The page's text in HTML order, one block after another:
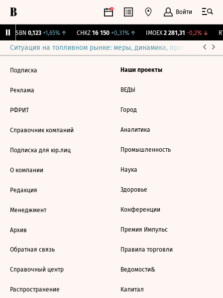
Войти
USBN 0,123 +1,65%↑ CHKZ 16 150 +0,31%↑ IMOEX 2 281,31 -0,2%↓
Ситуация на топливном рынке: меры, динамика, прогнозы
Подписка
Реклама
РФРИТ
Справочник компаний
Подписка для юр.лиц
О компании
Редакция
Менеджмент
Архив
Обратная связь
Справочный центр
Распространение
Наши проекты
ВЕДЫ
Город
Аналитика
Промышленность
Наука
Здоровье
Конференции
Премия Импульс
Правила торговли
Ведомости&
Капитал